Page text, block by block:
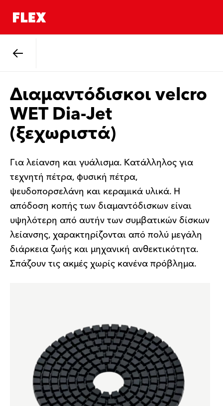
Διαμαντόδισκοι velcro
WET Dia-Jet
(ξεχωριστά)
Για λείανση και γυάλισμα. Κατάλληλος για
τεχνητή πέτρα, φυσική πέτρα,
ψευδοπορσελάνη και κεραμικά υλικά. Η
απόδοση κοπής των διαμαντόδισκων είναι
υψηλότερη από αυτήν των συμβατικών δίσκων
λείανσης, χαρακτηρίζονται από πολύ μεγάλη
διάρκεια ζωής και μηχανική ανθεκτικότητα.
Σπάζουν τις ακμές χωρίς κανένα πρόβλημα.